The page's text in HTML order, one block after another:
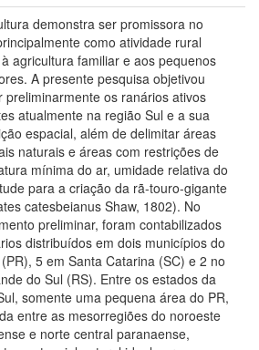
demonstra ser promissora no
como atividade rural
agricultura familiar e aos pequenos
A presente pesquisa objetivou
preliminarmente os ranários ativos
atualmente na região Sul e a sua
espacial, além de delimitar áreas
naturais e áreas com restrições de
mínima do ar, umidade relativa do
para a criação da rã-touro-gigante
catesbeianus Shaw, 1802). No
preliminar, foram contabilizados
distribuídos em dois municípios do
5 em Santa Catarina (SC) e 2 no
do Sul (RS). Entre os estados da
somente uma pequena área do PR,
entre as mesorregiões do noroeste
e norte central paranaense,